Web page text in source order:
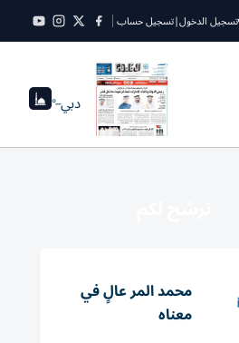
تسجيل الدخول|تسجيل حساب
دبي--°
محمد المر عالٍ في
معناه